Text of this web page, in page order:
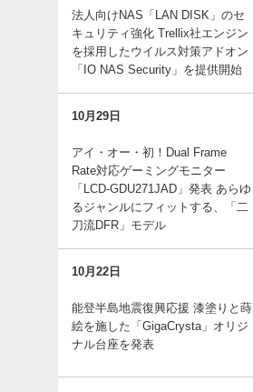
法人向けNAS「LAN DISK」のセ
キュリティ強化 Trellix社エンジン
を採用したウイルス対策アドオン
「IO NAS Security」を提供開始
10月29日
アイ・オー・初！Dual Frame
Rate対応ゲーミングモニター
「LCD-GDU271JAD」発表 あらゆ
るジャンルにフィットする、「二
刀流DFR」モデル
10月22日
能登半島地震復興応援 漆塗りと蒔
絵を施した「GigaCrysta」オリジ
ナル台座を発表